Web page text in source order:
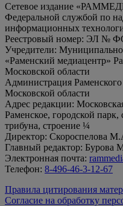
Сетевое издание
Федеральной службой по
информационных
Реестровый номер: ЭЛ №
Учредители:
«Раменский медиацентр»
Московской области
Администрация
Московской области
Адрес редакции:
Раменское, городской
трибуна, строение ¼
Директор: Скороспелова
Главный редактор: Бурова
Электронная почта:
Телефон: 8-496-46-3-12-67
Правила цитирования
Согласие на обработку